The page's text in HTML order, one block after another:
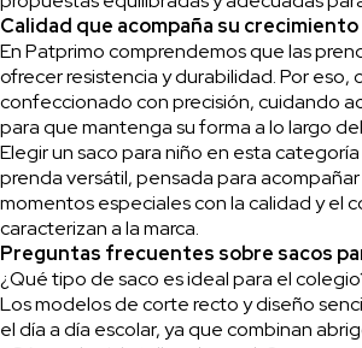
Calidad que acompaña su crecimiento
En Patprimo comprendemos que las
ofrecer resistencia y durabilidad. Por eso,
confeccionado con precisión, cuidando
para que mantenga su forma a lo largo
Elegir un saco para niño en esta
prenda versátil, pensada para
momentos especiales con la calidad y el
caracterizan a la marca.
Preguntas frecuentes sobre sacos
¿Qué tipo de saco es ideal para el
Los modelos de corte recto y diseño
el día a día escolar, ya que combinan